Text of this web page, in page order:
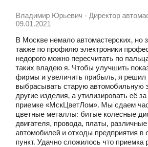
Владимир Юрьевич - Директор
09.01.2021
В Москве немало автомастерских, но
также по профилю электроники
недорого можно пересчитать по
таких владею я. Чтобы улучшить
фирмы и увеличить прибыль, я решил
выбрасывать старую автомобильную
другие изделия, а утилизировать её
приемке «МскЦветЛом». Мы сдаем
цветные металлы: битые колесные
двигателя, провода, платы,
автомобилей и отходы предприятия в
пункт. Удачно сложилось что приемка